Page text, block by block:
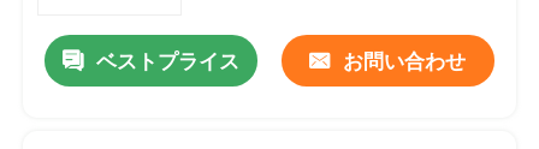
ベストプライス お問い合わせ